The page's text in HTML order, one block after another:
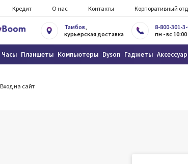
Кредит О нас Контакты Корпоративный
Тамбов,
курьерская доставка
8-800-301-
пн - вс
Часы Планшеты Компьютеры Dyson Гаджеты
Вход на сайт